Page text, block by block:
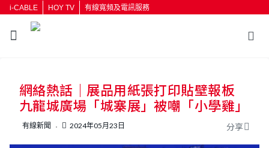
i-CABLE HOY TV 有線寬頻及電訊服務
網絡熱話｜展品用紙張打印貼壁報板
九龍城廣場「城寨展」被嘲「小學雞」
有線新聞 2024年05月23日 分享